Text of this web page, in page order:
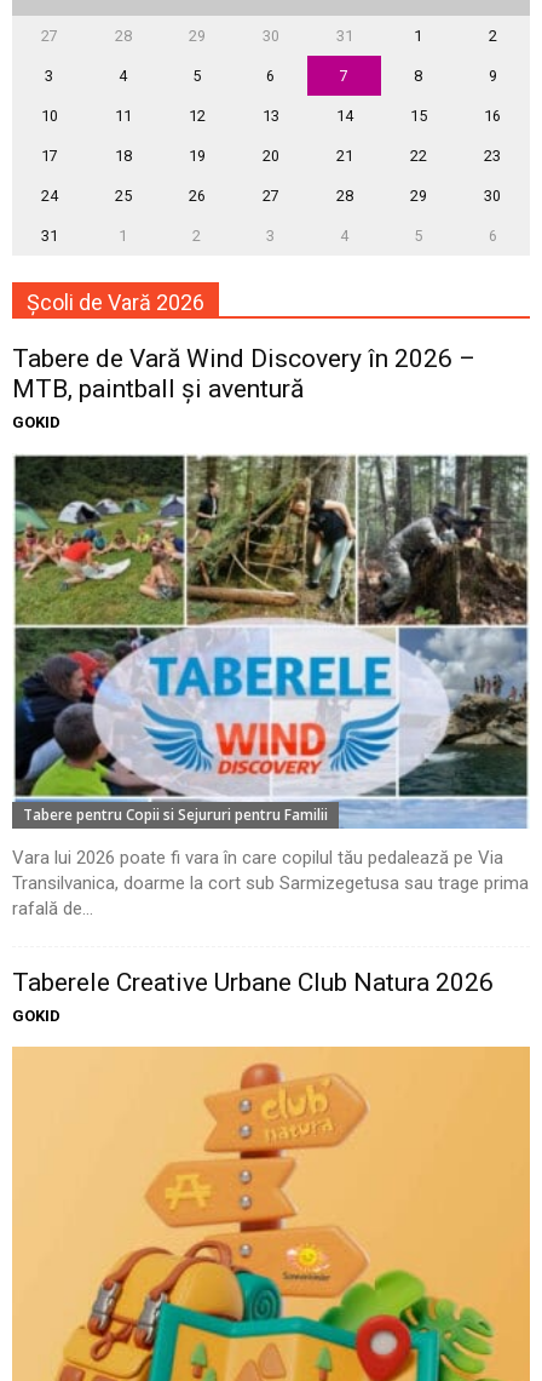
27 28 29 30 31 1 2
3 4 5 6 7 8 9
10 11 12 13 14 15 16
17 18 19 20 21 22 23
24 25 26 27 28 29 30
31 1 2 3 4 5 6
Școli de Vară 2026
Tabere de Vară Wind Discovery în 2026 –
MTB, paintball și aventură
GOKID
Tabere pentru Copii si Sejururi pentru Familii
Vara lui 2026 poate fi vara în care copilul tău pedalează pe Via
Transilvanica, doarme la cort sub Sarmizegetusa sau trage prima
rafală de...
Taberele Creative Urbane Club Natura 2026
GOKID